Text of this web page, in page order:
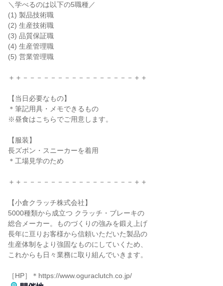
＼学べるのは以下の5職種／
(1) 製品技術職
(2) 生産技術職
(3) 品質保証職
(4) 生産管理職
(5) 営業管理職
＋＋－－－－－－－－－－－－－－－－＋＋
【当日必要なもの】
＊筆記用具・メモできるもの
※昼食はこちらでご用意します。
【服装】
長ズボン・スニーカーを着用
＊工場見学のため
＋＋－－－－－－－－－－－－－－－－＋＋
【小倉クラッチ株式会社】
5000種類から成立つ クラッチ・ブレーキの
総合メーカー。ものづくりの強みを鍛え上げ
長年に亘りお客様から信頼いただいた製品の
生産体制をより強固なものにしていくため、
これからも日々業務に取り組んでいきます。
［HP］＊https://www.oguraclutch.co.jp/